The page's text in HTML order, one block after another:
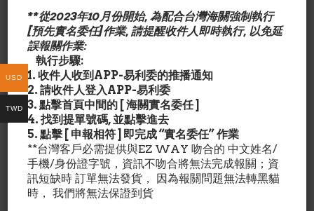
Kirkland Signature Fish Oil 1000 mg., 400 Softgels
產品特色/Description:
服用Kirkland Omega-3魚油是一種方便，輕鬆，自然的
方式，可幫助您維持心臟健康。Kirkland魚油供應來自深
海魚類，而非農場飼養的魚，並且用最先進的工藝去除了
汞。
*貨品來源: Costco, USA.
成份含量/Nutrition Facts:
**從2023年10月份開始, 為配合台灣海關強制執行
[預先實名委任]作業, 請提醒收件人即時執行, 以免延
誤報關作業:
執行步驟:
1. 收件人收到APP-易利委的推播通知
2. 請收件人登入APP-易利委
3. 點擊首頁中間的 [ 海關實名委任 ]
4. 找到提單號碼, 並點擊進去
5. 點擊 [ 申報相符 ] 即完成 “實名委任” 作業
**台灣客戶必需提供與EZ WAY 吻合的 中文姓名/
手機/身份證字號，資訊不吻合將無法完成報關；資
訊短缺時 訂單無法發貨， 因為報關問題無法轉黑貓
時， 我們將無法保證到貨
USD
TWD